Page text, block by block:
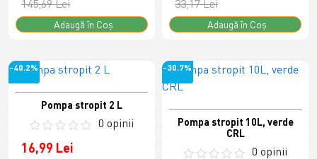
145,69 Lei
Adaugă în Coş
33,17 Lei
Adaugă în Coş
-40.2%
Pompa stropit 2 L
0 opinii
16,99 Lei
-30.7%
Pompa stropit 10L, verde
CRL
0 opinii